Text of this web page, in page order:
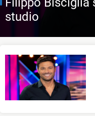
Racconto di